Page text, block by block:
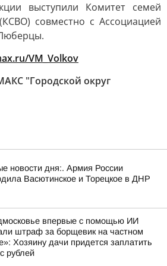
выступили Комитет семей
совместно с Ассоциацией
VM_Volkov
"Городской округ
новости дня:. Армия России
Васютинское и Торецкое в ДНР
впервые с помощью ИИ
штраф за борщевик на частном
Хозяину дачи придется заплатить
рублей